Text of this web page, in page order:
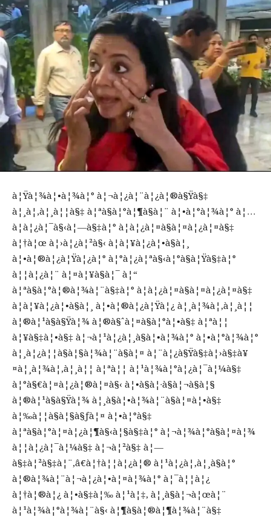
à¦Ÿà¦¾à¦•à¦¾à¦° à¦¬à¦¿à¦¨à¦¿à¦®à§Ÿà§‡
à¦¸à¦‚à¦¸à¦¦à§‡ à¦ªà§à¦°à¦¶à§à¦¨ à¦•à¦°à¦¾à¦° à¦…
à¦­à¦¿à¦¯à§‹à¦—à§‡à¦° à¦­à¦¿à¦¤à§à¦¤à¦¿à¦¤à§‡
à¦†à¦œ à¦›à¦¿à¦²à§‹ à¦à¦¥à¦¿à¦•à§à¦¸
à¦•à¦®à¦¿à¦Ÿà¦¿à¦° à¦°à¦¿à¦ªà§‹à¦°à§à¦Ÿà§‡à¦°
à¦¦à¦¿à¦¨ à¦¤à¦¥à§à¦¯ à¦“
à¦ªà§à¦°à¦®à¦¾à¦¨à§‡à¦° à¦­à¦¿à¦¤à§à¦¤à¦¿à¦¤à§‡
à¦à¦¥à¦¿à¦•à§à¦¸ à¦•à¦®à¦¿à¦Ÿà¦¿ à¦¸à¦¾à¦‚à¦¸à¦¦
à¦®à¦¹à§à§Ÿà¦¾ à¦®à§ˆà¦¤à§à¦°à¦•à§‡ à¦ªà¦¦
à¦¥à§‡à¦•à§‡ à¦¬à¦¹à¦¿à¦¸à§à¦•à¦¾à¦° à¦•à¦°à¦¾à¦°
à¦¸à¦¿à¦¦à§à¦§à¦¾à¦¨à§à¦¤ à¦¨à¦¿à§Ÿà§‡à¦›à§‡à¥
¤à¦¸à¦¾à¦‚à¦¸à¦¦ à¦ªà¦¦ à¦¹à¦¾à¦°à¦¿à¦¯à¦¼à§‡
à¦°à§€à¦¤à¦¿à¦®à¦¤à§‹ à¦•à§à¦·à§à¦¬à§à¦§
à¦®à¦¹à§à§Ÿà¦¾ à¦¸à§à¦•à¦¾à¦¨à§à¦¤à¦•à§‡
à¦‰à¦¦à§à¦§à§ƒà¦¤ à¦•à¦°à§‡
à¦ªà§à¦°à¦¤à¦¿à¦¶à§‹à¦§à§‡à¦° à¦¬à¦¾à¦°à§à¦¤à¦¾
à¦¦à¦¿à¦¯à¦¼à§‡ à¦¬à¦²à§‡ à¦—
à§‡à¦²à§‡à¦¨,â€à¦†à¦¦à¦¿à¦® à¦¹à¦¿à¦‚à¦¸à§à¦°
à¦®à¦¾à¦¨à¦¬à¦¿à¦•à¦¤à¦¾à¦° à¦¯à¦¦à¦¿
à¦†à¦®à¦¿ à¦•à§‡à¦‰ à¦¹à¦‡, à¦¸à§à¦¬à¦œà¦¨
à¦¹à¦¾à¦°à¦¾à¦¨à§‹ à¦¶à§à¦®à¦¶à¦¾à¦¨à§‡